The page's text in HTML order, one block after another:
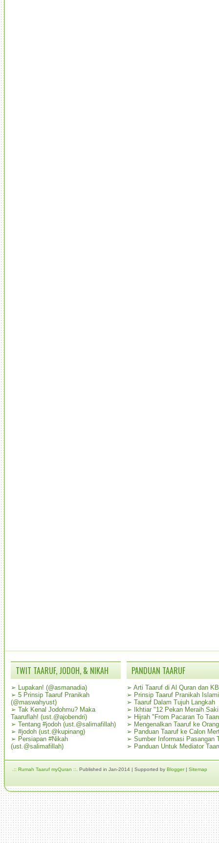
TWIT TAARUF, JODOH, & NIKAH
➢ Lupakan! (@asmanadia)
➢ 5 Prinsip Taaruf Pranikah
(@maswahyust)
➢ Tak Kenal Jodohmu? Maka
Taaruflah! (ust.@ajobendri)
➢ Tentang #jodoh (ust.@salimafillah)
➢ #jodoh (ust.@kupinang)
➢ Persiapan #Nikah
(ust.@salimafillah)
PANDUAN TAARUF
➢ Arti Taaruf di Al Quran dan
➢ Prinsip Taaruf Pranikah Islami
➢ Taaruf Dalam Tujuh Langkah
➢
Ikhtiar "12 Pekan Meraih
➢ Hijrah "From Pacaran To
➢ Mengenalkan Taaruf ke
➢ Panduan Taaruf ke Calon
➢ Sumber Informasi Pasangan
➢ Panduan Untuk Mediator
.:: Rumah Taaruf myQuran ::. Published in Jan-2014 | Supported by Blogger| Sitemap